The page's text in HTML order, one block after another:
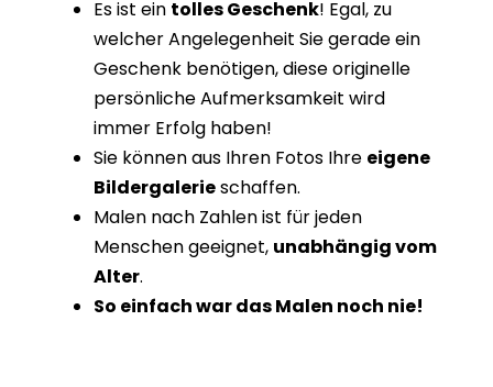
Es ist ein tolles Geschenk! Egal, zu
welcher Angelegenheit Sie gerade ein
Geschenk benötigen, diese originelle
persönliche Aufmerksamkeit wird
immer Erfolg haben!
Sie können aus Ihren Fotos Ihre eigene
Bildergalerieschaffen.
Malen nach Zahlen ist für jeden
Menschen geeignet, unabhängig vom
Alter.
So einfach war das Malen noch nie!